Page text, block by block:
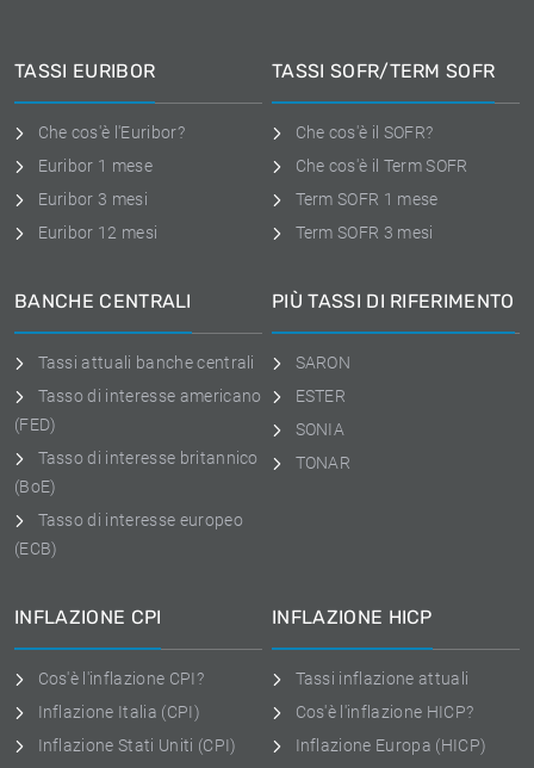
TASSI EURIBOR
Che cos'è l'Euribor?
Euribor 1 mese
Euribor 3 mesi
Euribor 12 mesi
TASSI SOFR/TERM SOFR
Che cos'è il SOFR?
Che cos'è il Term SOFR
Term SOFR 1 mese
Term SOFR 3 mesi
BANCHE CENTRALI
Tassi attuali banche centrali
Tasso di interesse americano
(FED)
Tasso di interesse britannico
(BoE)
Tasso di interesse europeo
(ECB)
PIÙ TASSI DI RIFERIMENTO
SARON
ESTER
SONIA
TONAR
INFLAZIONE CPI
Cos'è l'inflazione CPI?
Inflazione Italia (CPI)
Inflazione Stati Uniti (CPI)
INFLAZIONE HICP
Tassi inflazione attuali
Cos'è l'inflazione HICP?
Inflazione Europa (HICP)